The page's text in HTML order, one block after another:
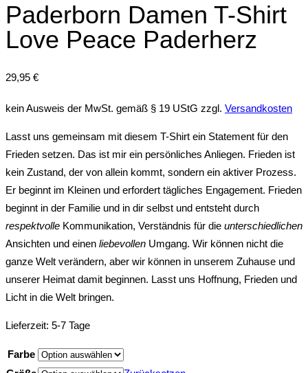
Paderborn Damen T-Shirt
Love Peace Paderherz
29,95 €
kein Ausweis der MwSt. gemäß § 19 UStG zzgl. Versandkosten
Lasst uns gemeinsam mit diesem T-Shirt ein Statement für den
Frieden setzen. Das ist mir ein persönliches Anliegen. Frieden ist
kein Zustand, der von allein kommt, sondern ein aktiver Prozess.
Er beginnt im Kleinen und erfordert tägliches Engagement. Frieden
beginnt in der Familie und in dir selbst und entsteht durch
respektvolle Kommunikation, Verständnis für die unterschiedlichen
Ansichten und einen liebevollen Umgang. Wir können nicht die
ganze Welt verändern, aber wir können in unserem Zuhause und
unserer Heimat damit beginnen. Lasst uns Hoffnung, Frieden und
Licht in die Welt bringen.
Lieferzeit: 5-7 Tage
Farbe